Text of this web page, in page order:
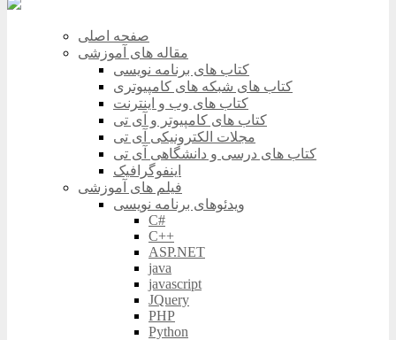
صفحه اصلی
مقاله های آموزشی
کتاب های برنامه نویسی
کتاب های شبکه های کامپیوتری
کتاب های وب و اینترنت
کتاب های کامپیوتر و آی تی
مجلات الکترونیکی آی تی
کتاب های درسی و دانشگاهی آی تی
اینفوگرافیک
فیلم های آموزشی
ویدئوهای برنامه نویسی
C#
C++
ASP.NET
java
javascript
JQuery
PHP
Python